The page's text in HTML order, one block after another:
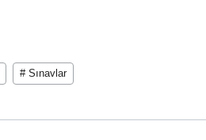
# Sınavlar